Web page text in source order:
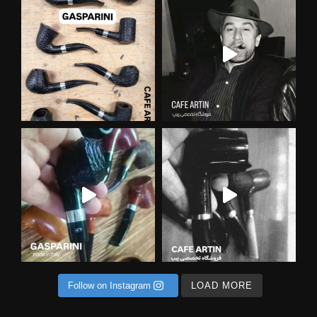
روستیک محصولی ناب و استثنایی در
LOAD MORE
Follow on Instagram